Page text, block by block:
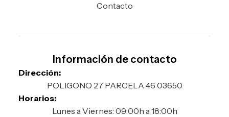
Contacto
Información de contacto
Dirección:
POLIGONO 27 PARCELA 46 03650
Horarios:
Lunes a Viernes: 09:00h a 18:00h